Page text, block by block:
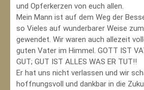
und Opferkerzen von euch allen.
Mein Mann ist auf dem Weg der
so Vieles auf wunderbarer Weise
gewendet. Wir waren auch allezeit
guten Vater im Himmel. GOTT IST
GUT; GUT IST ALLES WAS ER TUT!!
Er hat uns nicht verlassen und wir
hoffnungsvoll und dankbar in die